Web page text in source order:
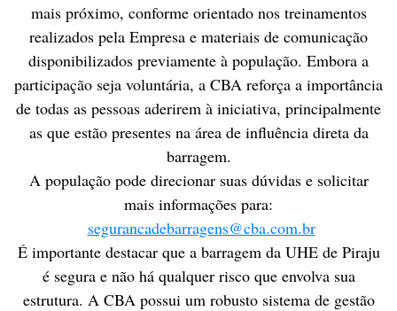
mais próximo, conforme orientado nos treinamentos
realizados pela Empresa e materiais de comunicação
disponibilizados previamente à população. Embora a
participação seja voluntária, a CBA reforça a importância
de todas as pessoas aderirem à iniciativa, principalmente
as que estão presentes na área de influência direta da
barragem.
A população pode direcionar suas dúvidas e solicitar
mais informações para:
segurancadebarragens@cba.com.br
É importante destacar que a barragem da UHE de Piraju
é segura e não há qualquer risco que envolva sua
estrutura. A CBA possui um robusto sistema de gestão